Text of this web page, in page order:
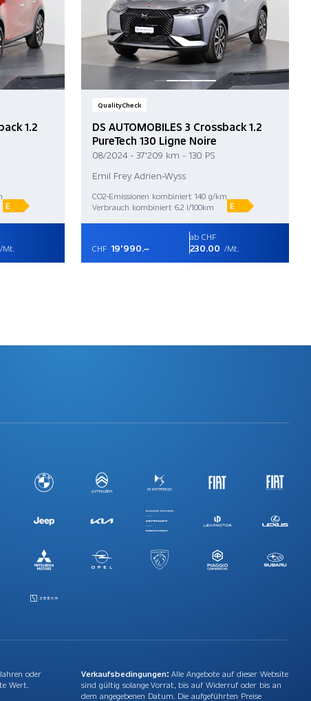
1.2
E
/Mt.
QualityCheck
DS AUTOMOBILES 3 Crossback 1.2
PureTech 130 Ligne Noire
08/2024 - 37'209 km - 130 PS
Emil Frey Adrien-Wyss
CO2-Emissionen kombiniert 140 g/km
Verbrauch kombiniert 6.2 l/100km
E
CHF 19'990.–
ab CHF
230.00 /Mt.
oder
Wert.
Verkaufsbedingungen: Alle Angebote auf dieser Website
sind gültig solange Vorrat, bis auf Widerruf oder bis an
dem angegebenen Datum. Die aufgeführten Preise